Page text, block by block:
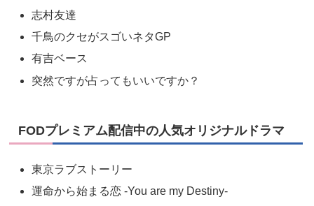
志村友達
千鳥のクセがスゴいネタGP
有吉ベース
突然ですが占ってもいいですか？
FODプレミアム配信中の人気オリジナルドラマ
東京ラブストーリー
運命から始まる恋 -You are my Destiny-